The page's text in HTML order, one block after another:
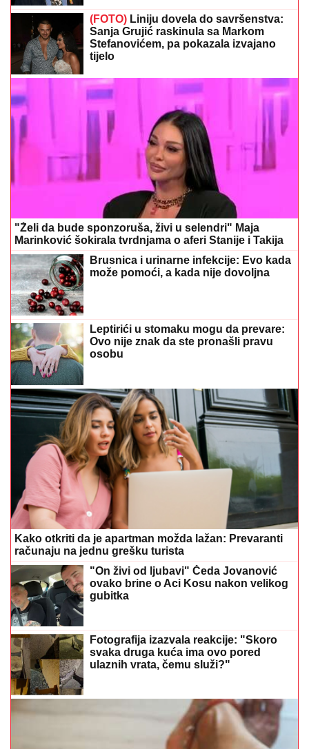
(FOTO) Liniju dovela do savršenstva:
Sanja Grujić raskinula sa Markom
Stefanovićem, pa pokazala izvajano
tijelo
"Želi da bude sponzoruša, živi u selendri" Maja
Marinković šokirala tvrdnjama o aferi Stanije i Takija
Brusnica i urinarne infekcije: Evo kada
može pomoći, a kada nije dovoljna
Leptirići u stomaku mogu da prevare:
Ovo nije znak da ste pronašli pravu
osobu
Kako otkriti da je apartman možda lažan: Prevaranti
računaju na jednu grešku turista
"On živi od ljubavi" Čeda Jovanović
ovako brine o Aci Kosu nakon velikog
gubitka
Fotografija izazvala reakcije: "Skoro
svaka druga kuća ima ovo pored
ulaznih vrata, čemu služi?"